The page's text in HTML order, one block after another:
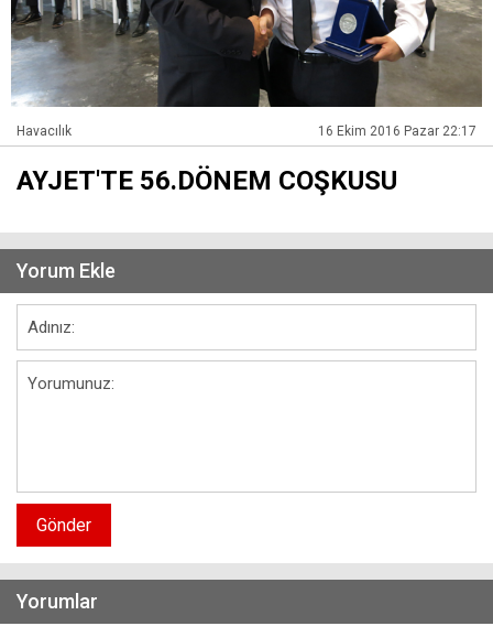
Havacılık 16 Ekim 2016 Pazar 22:17
AYJET'TE 56.DÖNEM COŞKUSU
Yorum Ekle
Gönder
Yorumlar